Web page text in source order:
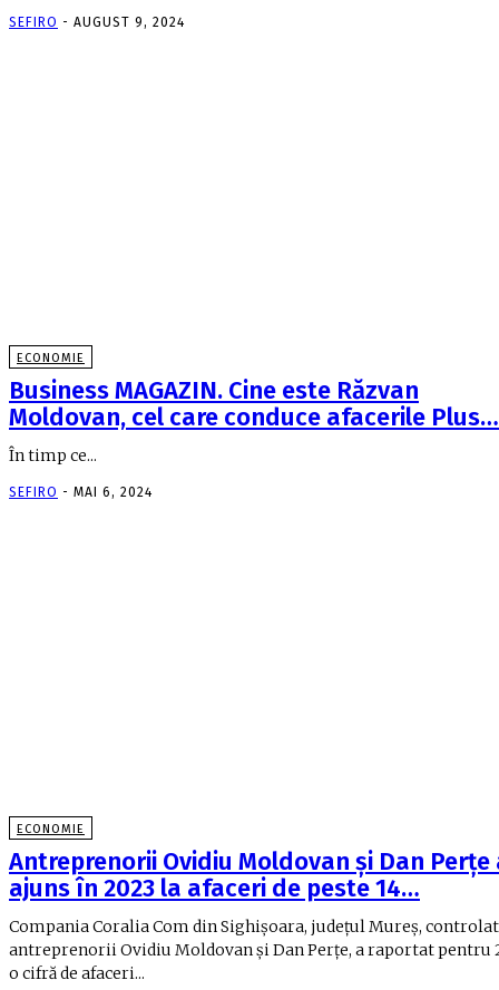
SEFIRO - AUGUST 9, 2024
ECONOMIE
Business MAGAZIN. Cine este Răzvan
Moldovan, cel care conduce afacerile Plus…
În timp ce...
SEFIRO - MAI 6, 2024
ECONOMIE
Antreprenorii Ovidiu Moldovan şi Dan Perţe
ajuns în 2023 la afaceri de peste 14…
Compania Coralia Com din Sighişoara, judeţul Mureş,
antreprenorii Ovidiu Moldovan şi Dan Perţe, a raportat pentru
o cifră de afaceri...